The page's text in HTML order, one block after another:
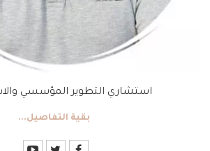
استشاري التطوير المؤسسي
بقية التفاصيل...